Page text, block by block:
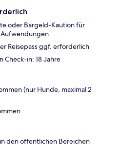
oder Bargeld-Kaution für
Reisepass ggf. erforderlich
Check-in: 18 Jahre
(nur Hunde, maximal 2
den öffentlichen Bereichen